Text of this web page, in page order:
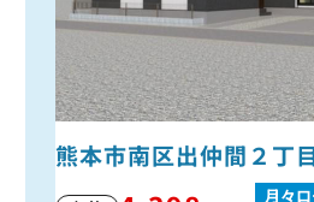
熊本市南区出仲間２丁
月々